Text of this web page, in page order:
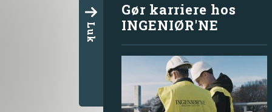
Gør karriere hos
INGENIØR'NE
Luk